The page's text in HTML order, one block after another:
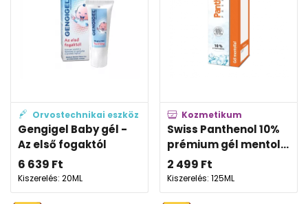
Orvostechnikai eszköz
Gengigel Baby gél -
Az első fogaktól
6 639 Ft
Kiszerelés: 20ML
Kozmetikum
Swiss Panthenol 10%
prémium gél mentol...
2 499 Ft
Kiszerelés: 125ML